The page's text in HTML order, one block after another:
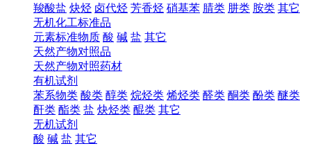
羧酸盐 炔烃 卤代烃 芳香烃 硝基苯 腈类 肼类 胺类 其它
无机化工标准品
元素标准物质 酸 碱 盐 其它
天然产物对照品
天然产物对照药材
有机试剂
苯系物类 酸类 醇类 烷烃类 烯烃类 醛类 酮类 酚类 醚类
酐类 酯类 盐 炔烃类 醌类 其它
无机试剂
酸 碱 盐 其它